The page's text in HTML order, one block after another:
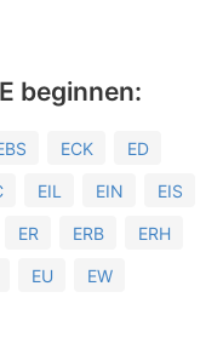
beginnen:
ECK ED
EIL EIN EIS
ER ERB ERH
EU EW